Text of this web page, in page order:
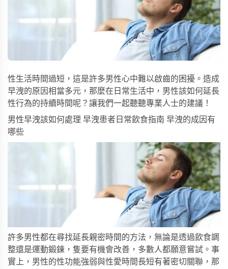
性生活時間過短，這是許多男性心中難以啟齒的困擾。造成
早洩的原因相當多元，那麼在日常生活中，男性該如何延長
性行為的持續時間呢？讓我們一起聽聽專業人士的建議！
男性早洩該如何處理 早洩患者日常飲食指南 早洩的成因有
哪些
許多男性都在尋找延長親密時間的方法，無論是透過飲食調
整還是運動鍛鍊，隻要有機會改善，多數人都願意嘗試。事
實上，男性的性功能強弱與性愛時間長短有著密切關聯，那